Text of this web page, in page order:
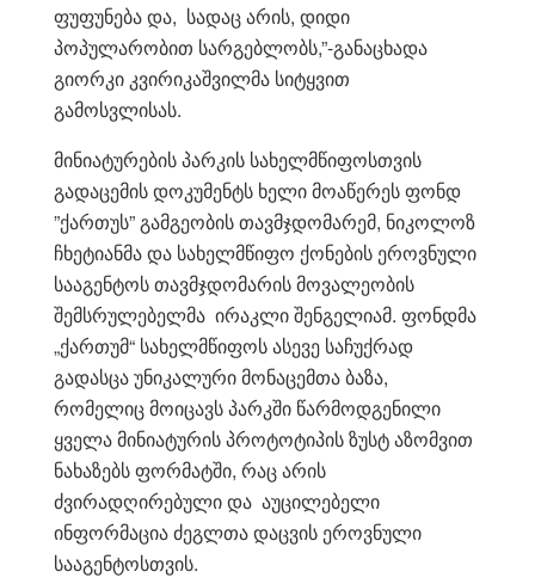
ფუფუნება და, სადაც არის, დიდი
პოპულარობით სარგებლობს,”-განაცხადა
გიორკი კვირიკაშვილმა სიტყვით
გამოსვლისას.
მინიატურების პარკის სახელმწიფოსთვის
გადაცემის დოკუმენტს ხელი მოაწერეს ფონდ
”ქართუს” გამგეობის თავმჯდომარემ, ნიკოლოზ
ჩხეტიანმა და სახელმწიფო ქონების ეროვნული
სააგენტოს თავმჯდომარის მოვალეობის
შემსრულებელმა ირაკლი შენგელიამ. ფონდმა
„ქართუმ“ სახელმწიფოს ასევე საჩუქრად
გადასცა უნიკალური მონაცემთა ბაზა,
რომელიც მოიცავს პარკში წარმოდგენილი
ყველა მინიატურის პროტოტიპის ზუსტ აზომვით
ნახაზებს ფორმატში, რაც არის
ძვირადღირებული და აუცილებელი
ინფორმაცია ძეგლთა დაცვის ეროვნული
სააგენტოსთვის.